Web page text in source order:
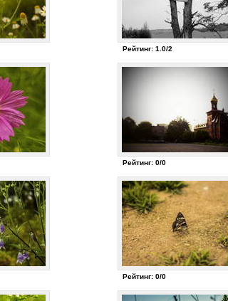
Рейтинг: 1.0/2
Рейтинг: 0/0
Рейтинг: 0/0